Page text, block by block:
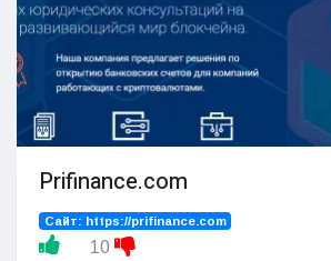
Prifinance.com
Сайт: https://prifinance.com
10